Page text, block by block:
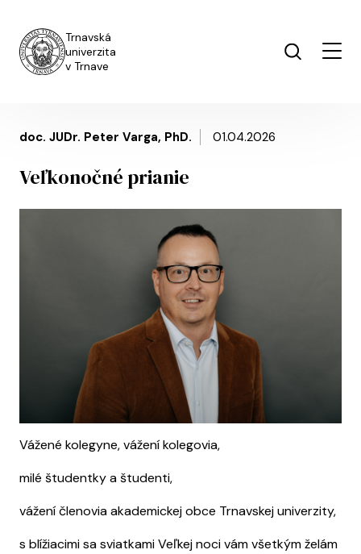
Trnavská
univerzita
v Trnave
doc. JUDr. Peter Varga, PhD. 01.04.2026
Veľkonočné prianie
Vážené kolegyne, vážení kolegovia,
milé študentky a študenti,
vážení členovia akademickej obce Trnavskej univerzity,
s blížiacimi sa sviatkami Veľkej noci vám všetkým želám